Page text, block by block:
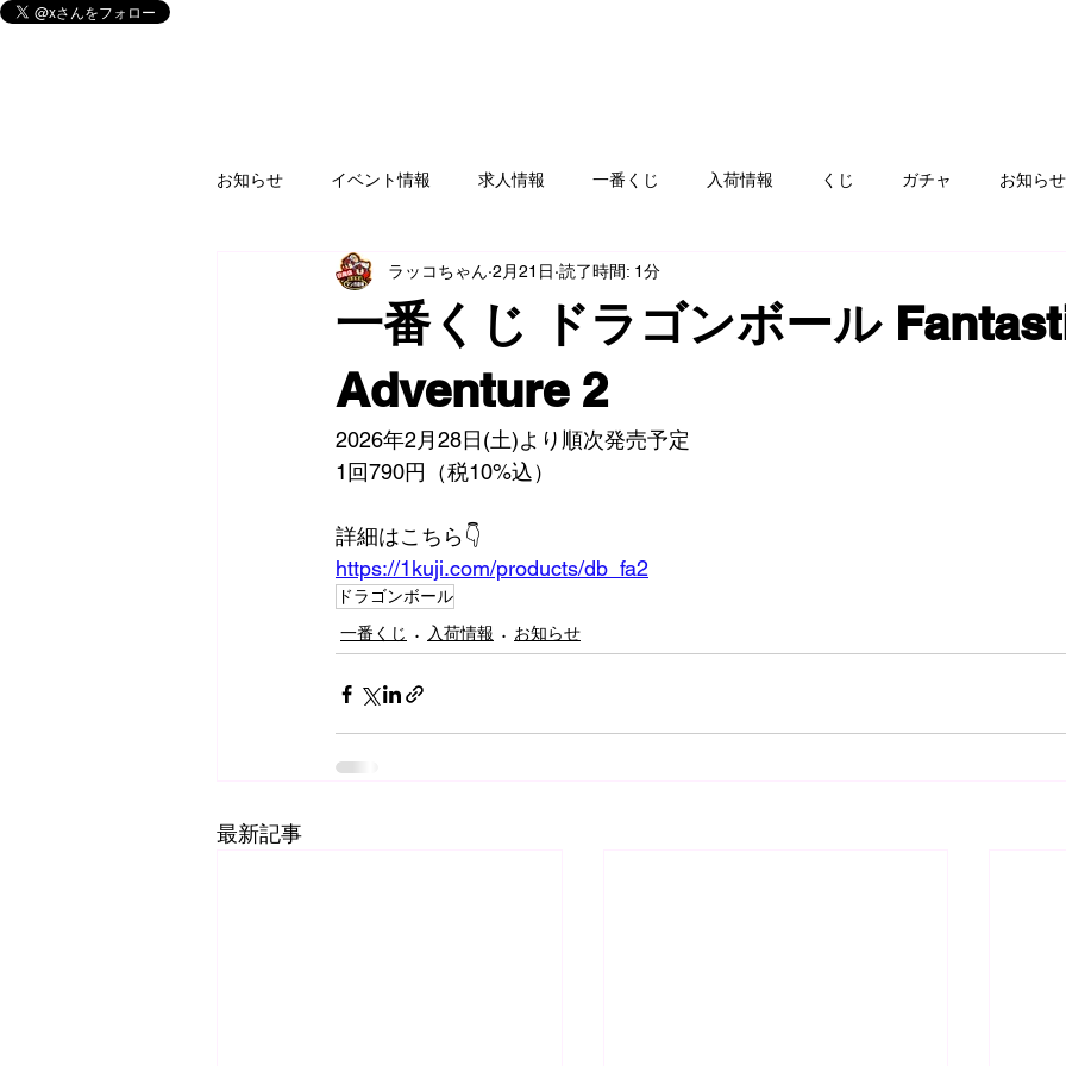
お知らせ イベント情報 求人情報 一番くじ 入荷情報 くじ ガチャ お知らせ
買取情報 ゲームソフト ゲームハード
楽器 CD/DVD/Blu-ray 服飾品
フィギュア アミューズ
一番くじ ドラゴンボール
Adventure 2
ラッコちゃん 2月21日 読了時間: 1分
2026年2月28日(土)より順次発売予定
1回790円（税10%込）
詳細はこちら👇️
https://1kuji.com/products/db_fa2
ドラゴンボール
一番くじ
入荷情報 お知らせ
最新記事